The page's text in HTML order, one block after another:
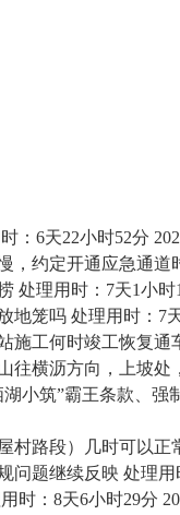
：6天22小时52分
，约定开通应急通道
处理用时：7天1小
地笼吗 处理用时：7
施工何时竣工恢复通
往横沥方向，上坡处
小筑”霸王条款、
村路段）几时可以正
问题继续反映 处理用
时：8天6小时29分